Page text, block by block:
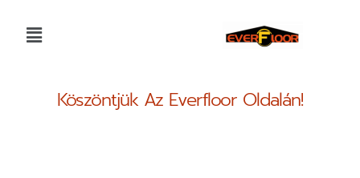
Köszöntjük Az Everfloor Oldalán!